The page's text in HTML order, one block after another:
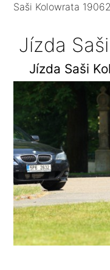
Saši Kolowrata
Jízda
Jízda Saši